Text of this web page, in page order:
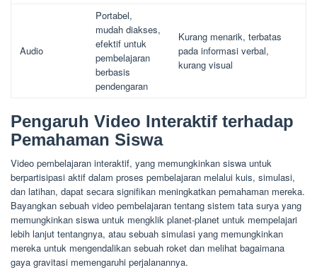
Audio
Portabel,
mudah diakses,
efektif untuk
pembelajaran
berbasis
pendengaran
Kurang menarik, terbatas
pada informasi verbal,
kurang visual
Pengaruh Video Interaktif terhadap
Pemahaman Siswa
Video pembelajaran interaktif, yang memungkinkan siswa untuk
berpartisipasi aktif dalam proses pembelajaran melalui kuis, simulasi,
dan latihan, dapat secara signifikan meningkatkan pemahaman mereka.
Bayangkan sebuah video pembelajaran tentang sistem tata surya yang
memungkinkan siswa untuk mengklik planet-planet untuk mempelajari
lebih lanjut tentangnya, atau sebuah simulasi yang memungkinkan
mereka untuk mengendalikan sebuah roket dan melihat bagaimana
gaya gravitasi memengaruhi perjalanannya.